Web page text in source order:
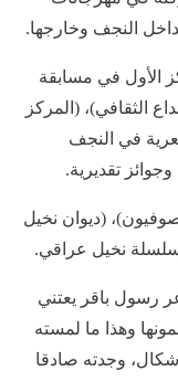
النجف وخارجها.
الأول في مسابقة
الإبداع الثقافي)، (المركز
في النجف
تقديرية.
(ديوان نخيل
نخيل عراقي.
رسول باقر يعتني
وهذا ما لمسته
وجدته صادقا